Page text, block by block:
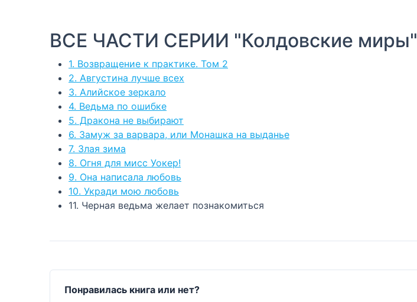
ВСЕ ЧАСТИ СЕРИИ "Колдовские миры"
1. Возвращение к практике. Том 2
2. Августина лучше всех
3. Алийское зеркало
4. Ведьма по ошибке
5. Дракона не выбирают
6. Замуж за варвара, или Монашка на выданье
7. Злая зима
8. Огня для мисс Уокер!
9. Она написала любовь
10. Укради мою любовь
11. Черная ведьма желает познакомиться
Понравилась книга или нет?